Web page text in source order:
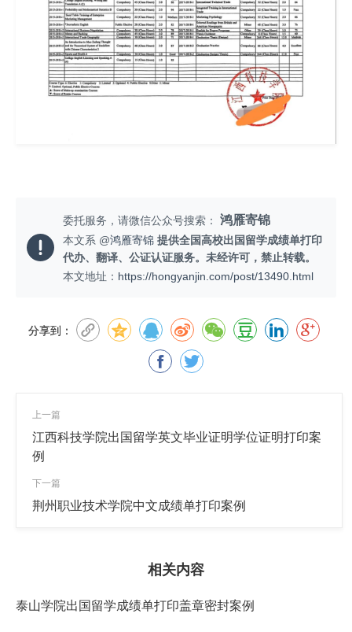
委托服务，请微信公众号搜索： 鸿雁寄锦
本文系 @鸿雁寄锦 提供全国高校出国留学成绩单打印
代办、翻译、公证认证服务。未经许可，禁止转载。
本文地址： https://hongyanjin.com/post/13490.html
分享到：
上一篇
江西科技学院出国留学英文毕业证明学位证明打印案
例
下一篇
荆州职业技术学院中文成绩单打印案例
相关内容
泰山学院出国留学成绩单打印盖章密封案例